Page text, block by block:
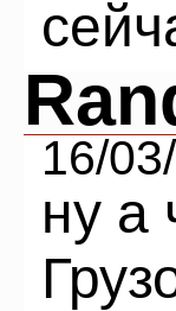
16/
ну а